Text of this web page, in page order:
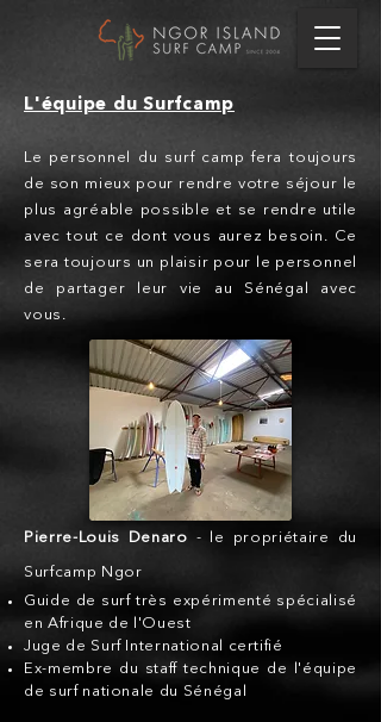
L'équipe du Surfcamp
Le personnel du surf camp fera toujours
de son mieux pour rendre votre séjour le
plus agréable possible et se rendre utile
avec tout ce dont vous aurez besoin. Ce
sera toujours un plaisir pour le personnel
de partager leur vie au Sénégal avec
vous.
Pierre-Louis Denaro - le propriétaire du
Surfcamp Ngor
Guide de surf très expérimenté spécialisé
en Afrique de l'Ouest
Juge de Surf International certifié
Ex-membre du staff technique de l'équipe
de surf nationale du Sénégal